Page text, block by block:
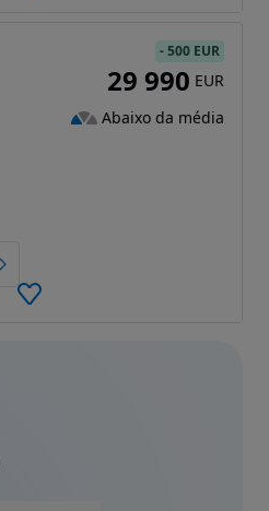
-500 EUR
29 990 EUR
Abaixo da média